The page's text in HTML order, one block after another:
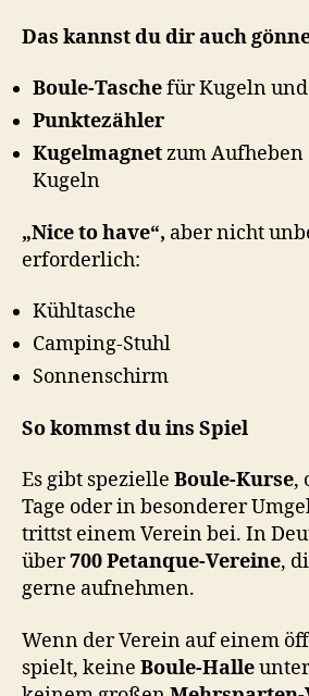
Das kannst du dir auch
Boule-Taschefür Kugeln
Punktezähler
Kugelmagnetzum Aufheben
Kugeln
„Nice to have“, aber nicht
erforderlich:
Kühltasche
Camping-Stuhl
Sonnenschirm
So kommst du ins Spiel
Es gibt spezielle Boule-Kurse,
Tage oder in besonderer
trittst einem Verein bei. In
über700 Petanque-Vereine,
gerne aufnehmen.
Wenn der Verein auf einem
spielt, keine Boule-Halle